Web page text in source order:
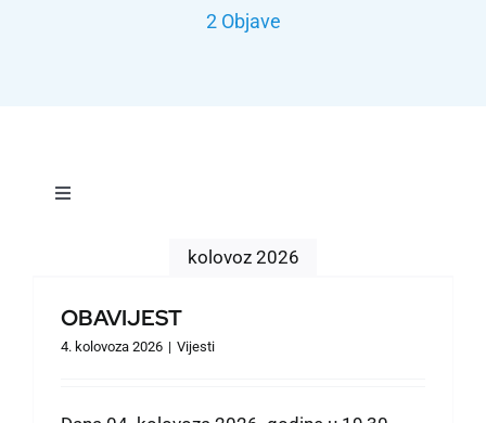
2 Objave
Toggle
Dokumenti
kolovoz 2026
OBAVIJEST
4. kolovoza 2026 | Vijesti